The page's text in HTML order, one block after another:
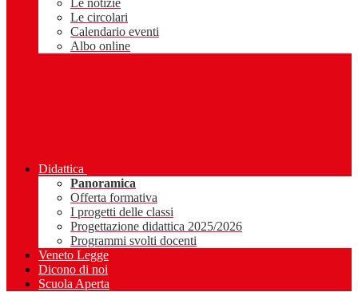
Le notizie
Le circolari
Calendario eventi
Albo online
Didattica
Panoramica
Offerta formativa
I progetti delle classi
Progettazione didattica 2025/2026
Programmi svolti docenti
Veneto Legge
Dicono di noi
Scuola Aperta